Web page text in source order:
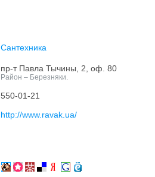
Сантехника
пр-т Павла Тычины, 2, оф. 80
Район – Березняки.
550-01-21
http://www.ravak.ua/